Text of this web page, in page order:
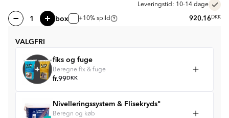
Leveringstid: 10-14 dage
box +10% spild 920.16DKK
VALGFRI
fiks og fuge
Beregne fix & fuge
fr.99DKK
Nivelleringssystem & Flisekryds"
Beregn og køb